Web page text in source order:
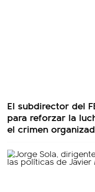
El subdirector del
para reforzar la
el crimen